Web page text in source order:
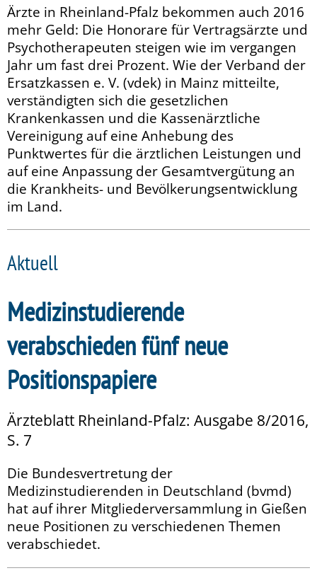
Ärzte in Rheinland-Pfalz bekommen auch 2016
mehr Geld: Die Honorare für Vertragsärzte und
Psychotherapeuten steigen wie im vergangen
Jahr um fast drei Prozent. Wie der Verband der
Ersatzkassen e. V. (vdek) in Mainz mitteilte,
verständigten sich die gesetzlichen
Krankenkassen und die Kassenärztliche
Vereinigung auf eine Anhebung des
Punktwertes für die ärztlichen Leistungen und
auf eine Anpassung der Gesamtvergütung an
die Krankheits- und Bevölkerungsentwicklung
im Land.
Aktuell
Medizinstudierende
verabschieden fünf neue
Positionspapiere
Ärzteblatt Rheinland-Pfalz: Ausgabe 8/2016,
S. 7
Die Bundesvertretung der
Medizinstudierenden in Deutschland (bvmd)
hat auf ihrer Mitgliederversammlung in Gießen
neue Positionen zu verschiedenen Themen
verabschiedet.